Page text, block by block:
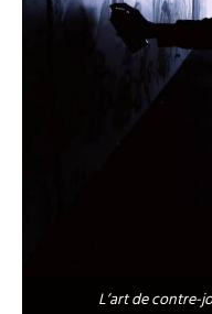
L’art de contre-